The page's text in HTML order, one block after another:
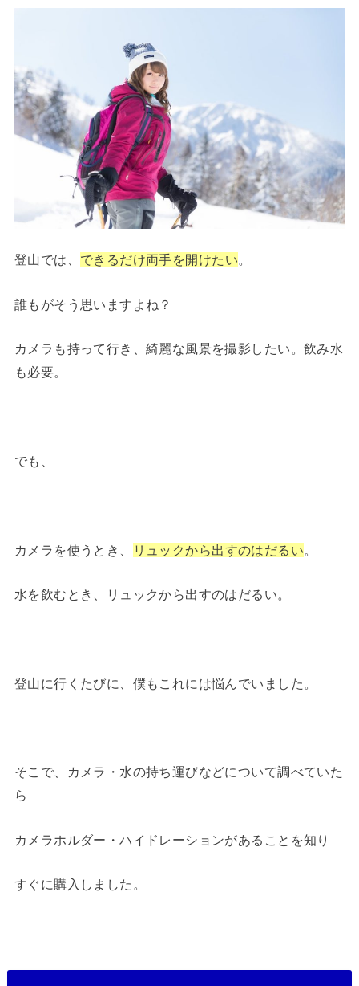
登山では、 できるだけ両手を開けたい。
誰もがそう思いますよね？
カメラも持って行き、綺麗な風景を撮影したい。飲み水
も必要。
でも、
カメラを使うとき、 リュックから出すのはだるい。
水を飲むとき、リュックから出すのはだるい。
登山に行くたびに、僕もこれには悩んでいました。
そこで、カメラ・水の持ち運びなどについて調べていた
ら
カメラホルダー・ハイドレーションがあることを知り
すぐに購入しました。